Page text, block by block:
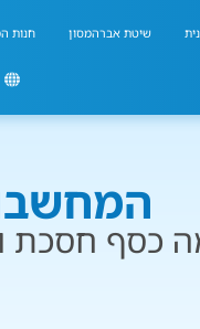
שיטת אברהמסון חנות
כסף חסכת